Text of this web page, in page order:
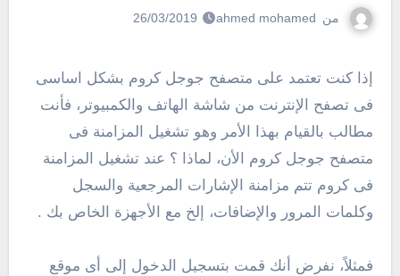
من ahmed mohamed
26/03/2019
فى تصفح الإنترنت من شاشة الهاتف والكمبيوتر، فأنت
مطالب بالقيام بهذا الأمر وهو تشغيل المزامنة فى
متصفح جوجل كروم الأن، لماذا ؟ عند تشغيل المزامنة
فى كروم تتم مزامنة الإشارات المرجعية والسجل
وكلمات المرور والإضافات، إلخ مع الأجهزة الخاص بك .
فمثلاً، نفرض أنك قمت بتسجيل الدخول إلى أى موقع